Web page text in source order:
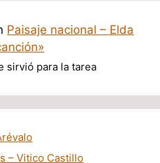
Paisaje nacional – Elda
sirvió para la tarea
– Vitico Castillo